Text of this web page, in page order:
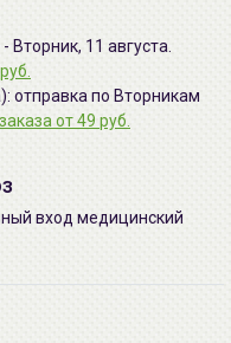
11 августа.
отправка по Вторникам
от 49 руб.
вход медицинский